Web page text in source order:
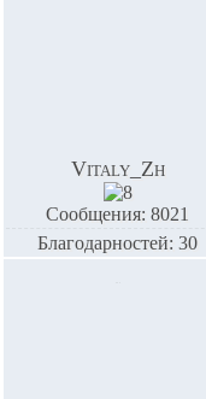
Vitaly_Zh
Сообщения: 8021
Благодарностей: 30